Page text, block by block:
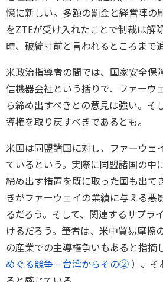
憶に新しい。多額の罰金と経営陣の
をZTEが受け入れたことで制裁は解
時、破綻寸前と言われるところまで
米政治指導者の間では、国家安全保
信機器会社という括りで、ファーウ
ら締め出すべきとの意見は強い。そ
導権を取り戻すべきであるとも。
米国は同盟諸国に対し、ファーウェ
ているという。実際に同盟諸国の中
締め出す措置を既に取った国も出て
きがファーウェイの業績に与える悪
るだろう。そして、関連するサプラ
けるだろう。筆者は、米中貿易摩擦
の産業での主導権争いもあると指摘
めぐる競争－台湾からその② ）、そ